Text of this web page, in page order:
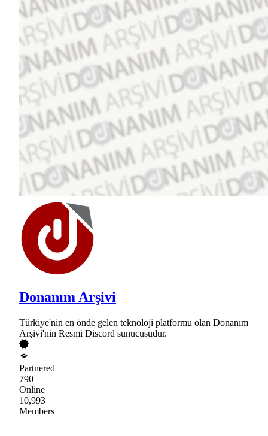
Donanım Arşivi
Türkiye'nin en önde gelen teknoloji platformu olan Donanım
Arşivi'nin Resmi Discord sunucusudur.
Partnered
790
Online
10,993
Members